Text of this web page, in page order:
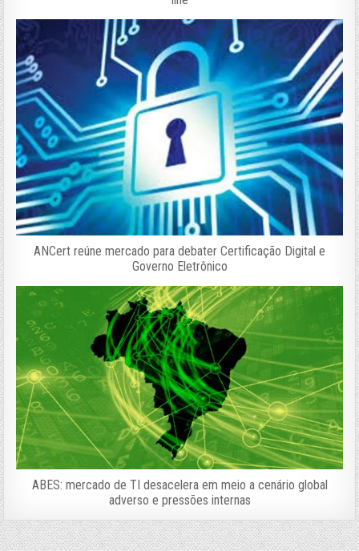
ANCert reúne mercado para debater Certificação Digital e
Governo Eletrônico
ABES: mercado de TI desacelera em meio a cenário global
adverso e pressões internas